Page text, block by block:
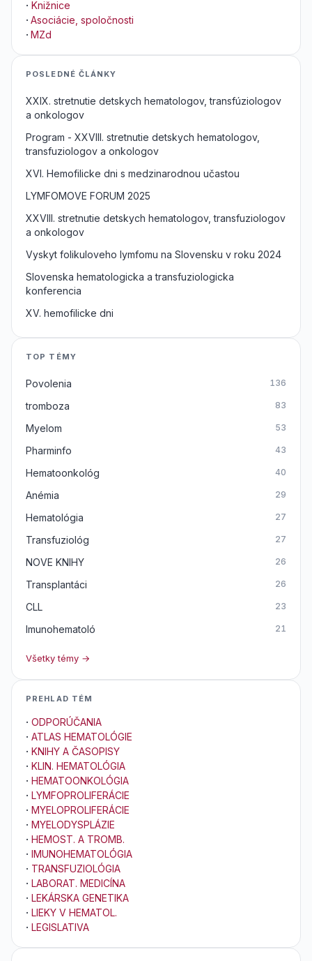
· Knižnice
· Asociácie, spoločnosti
· MZd
POSLEDNÉ ČLÁNKY
XXIX. stretnutie detskych hematologov, transfúziologov
a onkologov
Program - XXVIII. stretnutie detskych hematologov,
transfuziologov a onkologov
XVI. Hemofilicke dni s medzinarodnou učastou
LYMFOMOVE FORUM 2025
XXVIII. stretnutie detskych hematologov, transfuziologov
a onkologov
Vyskyt folikuloveho lymfomu na Slovensku v roku 2024
Slovenska hematologicka a transfuziologicka
konferencia
XV. hemofilicke dni
TOP TÉMY
Povolenia 136
tromboza 83
Myelom 53
Pharminfo 43
Hematoonkológ 40
Anémia 29
Hematológia 27
Transfuziológ 27
NOVE KNIHY 26
Transplantáci 26
CLL 23
Imunohematoló 21
Všetky témy →
PREHLAD TÉM
· ODPORÚČANIA
· ATLAS HEMATOLÓGIE
· KNIHY A ČASOPISY
· KLIN. HEMATOLÓGIA
· HEMATOONKOLÓGIA
· LYMFOPROLIFERÁCIE
· MYELOPROLIFERÁCIE
· MYELODYSPLÁZIE
· HEMOST. A TROMB.
· IMUNOHEMATOLÓGIA
· TRANSFUZIOLÓGIA
· LABORAT. MEDICÍNA
· LEKÁRSKA GENETIKA
· LIEKY V HEMATOL.
· LEGISLATIVA